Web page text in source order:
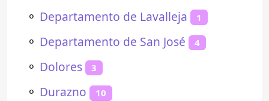
⚬ Departamento de Lavalleja 1
⚬ Departamento de San José 4
⚬ Dolores 3
⚬ Durazno 10